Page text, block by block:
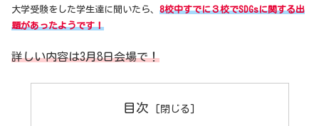
大学受験をした学生達に聞いたら、 8校中すでに３校でSDGsに関する出
題があったようです！
詳しい内容は3月8日会場で！
目次